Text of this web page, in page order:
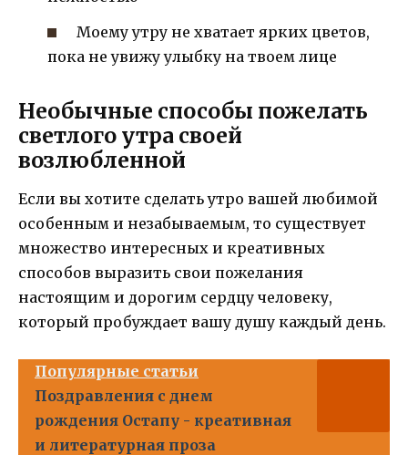
Моему утру не хватает ярких цветов,
пока не увижу улыбку на твоем лице
Необычные способы пожелать
светлого утра своей
возлюбленной
Если вы хотите сделать утро вашей любимой
особенным и незабываемым, то существует
множество интересных и креативных
способов выразить свои пожелания
настоящим и дорогим сердцу человеку,
который пробуждает вашу душу каждый день.
Популярные статьи
Поздравления с днем
рождения Остапу - креативная
и литературная проза